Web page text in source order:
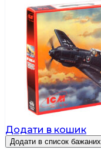
Додати в кошик
Додати в список бажаних